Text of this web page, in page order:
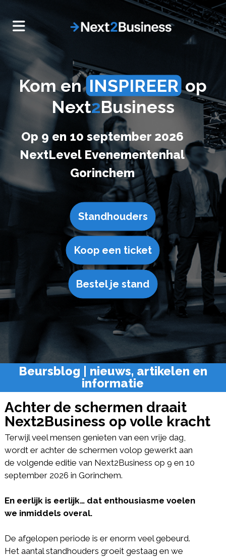
Kom en INSPIREERop
Next2Business
Op 9 en 10 september 2026
NextLevel Evenementenhal
Gorinchem
Standhouders
Koop een ticket
Bestel je stand
Beursblog | nieuws, artikelen en
informatie
Achter de schermen draait
Next2Business op volle kracht
Terwijl veel mensen genieten van een vrije dag,
wordt er achter de schermen volop gewerkt aan
de volgende editie van Next2Business op 9 en 10
september 2026 in Gorinchem.
En eerlijk is eerlijk… dat enthousiasme voelen
we inmiddels overal.
De afgelopen periode is er enorm veel gebeurd.
Het aantal standhouders groeit gestaag en we